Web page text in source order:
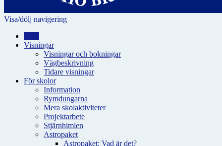
Visa/dölj navigering
Visningar
Visningar och bokningar
Vägbeskrivning
Tidare visningar
För skolor
Information
Rymdungarna
Mera skolaktiviteter
Projektarbete
Stjärnhimlen
Astropaket
Astropaket: Vad är det?